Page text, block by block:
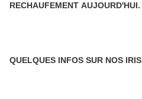
RECHAUFEMENT AUJOURD'HUI.
QUELQUES INFOS SUR NOS IRIS